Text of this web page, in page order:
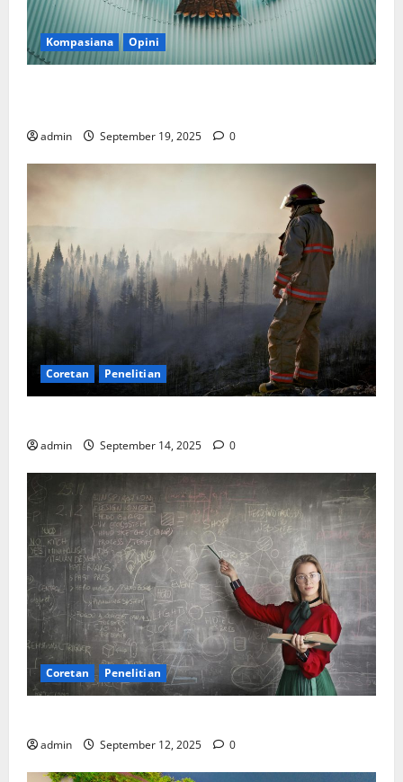
Kompasiana Opini
admin September 19, 2025 0
Coretan Penelitian
admin September 14, 2025 0
Coretan Penelitian
admin September 12, 2025 0